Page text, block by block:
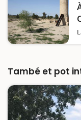
També et pot